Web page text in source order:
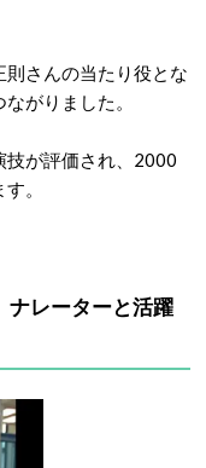
さんの当たり役とな
がりました。
技が評価され、2000
。
レーターと活躍